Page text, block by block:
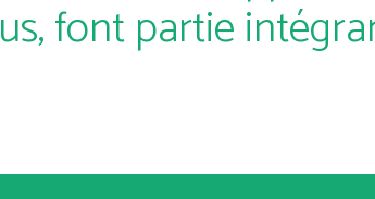
font partie